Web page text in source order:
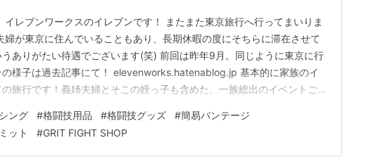
イレブンワークスのイレブンです！ またまた東京旅行へ行ってまいりま
婦が東京に住んでいることもあり、長期休暇の度にそちらに滞在させて
うありがたい待遇でございます(笑) 前回は昨年9月。同じように東京に行
の様子は過去記事にて！ elevenworks.hatenablog.jp 基本的に家族のイ
旅行です！義姉夫婦とそこの姪っ子も含めた、一族総出のイベントごと
そんなこんなの旅行記です！目次をどうぞ！ 日程全体をざっくり振り
インコ…
ング #格闘技用品 #格闘技グッズ #簡易バンテージ
ット #GRIT FIGHT SHOP